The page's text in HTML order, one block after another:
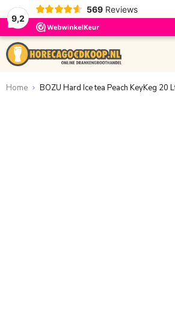
9,2
569 Reviews
Ga naar de inhoud
Home BOZU Hard Ice tea Peach KeyKeg 20